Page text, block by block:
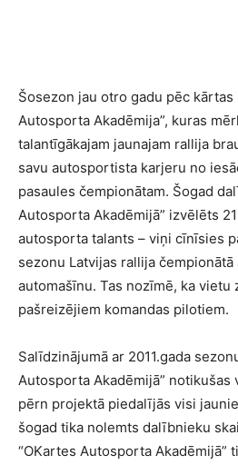
Šosezon jau otro gadu pēc kārtas
Autosporta Akadēmija”, kuras
talantīgākajam jaunajam rallija
savu autosportista karjeru no
pasaules čempionātam. Šogad
Autosporta Akadēmijā” izvēlēts
autosporta talants – viņi cīnīsies
sezonu Latvijas rallija čempionātā
automašīnu. Tas nozīmē, ka vietu
pašreizējiem komandas pilotiem.
Salīdzinājumā ar 2011.gada
Autosporta Akadēmijā” notikušas
pērn projektā piedalījās visi
šogad tika nolemts dalībnieku
“OKartes Autosporta Akadēmijā”